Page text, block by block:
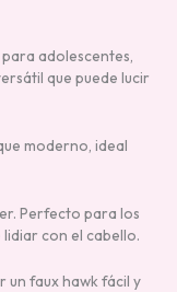
adolescentes,
que puede lucir
moderno, ideal
Perfecto para los
con el cabello.
un faux hawk fácil y